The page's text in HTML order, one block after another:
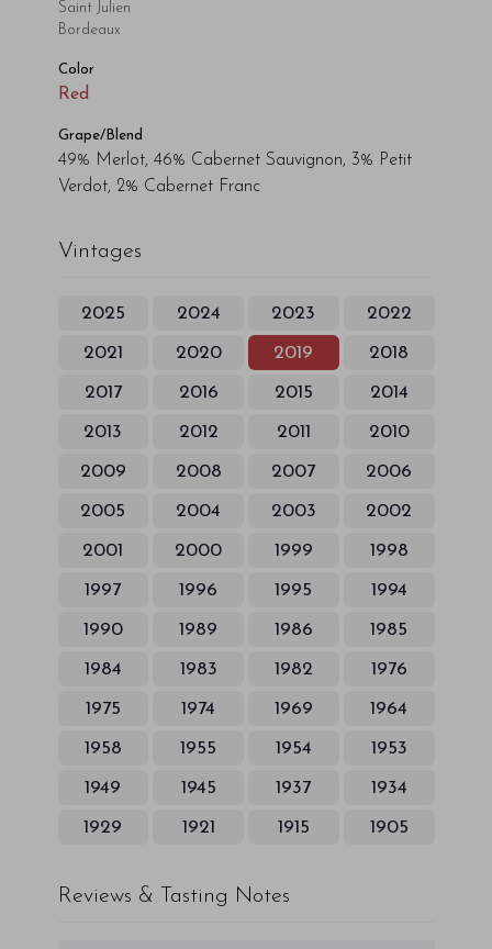
Saint Julien
Bordeaux
Color
Red
Grape/Blend
49% Merlot, 46% Cabernet Sauvignon, 3% Petit
Verdot, 2% Cabernet Franc
Vintages
2025 2024 2023 2022
2021 2020 2019 2018
2017 2016 2015 2014
2013 2012 2011 2010
2009 2008 2007 2006
2005 2004 2003 2002
2001 2000 1999 1998
1997 1996 1995 1994
1990 1989 1986 1985
1984 1983 1982 1976
1975 1974 1969 1964
1958 1955 1954 1953
1949 1945 1937 1934
1929 1921 1915 1905
Reviews & Tasting Notes